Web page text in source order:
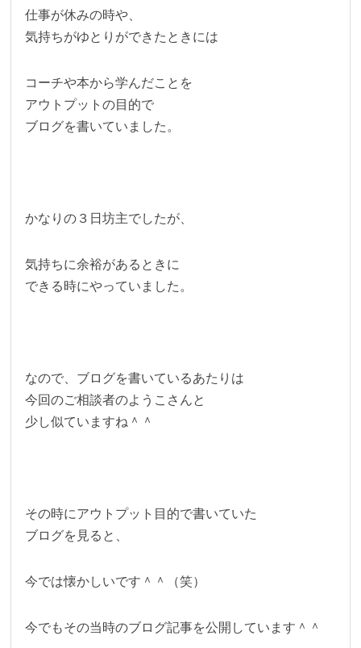
仕事が休みの時や、
気持ちがゆとりができたときには
コーチや本から学んだことを
アウトプットの目的で
ブログを書いていました。
かなりの３日坊主でしたが、
気持ちに余裕があるときに
できる時にやっていました。
なので、ブログを書いているあたりは
今回のご相談者のようこさんと
少し似ていますね＾＾
その時にアウトプット目的で書いていた
ブログを見ると、
今では懐かしいです＾＾（笑）
今でもその当時のブログ記事を公開しています＾＾